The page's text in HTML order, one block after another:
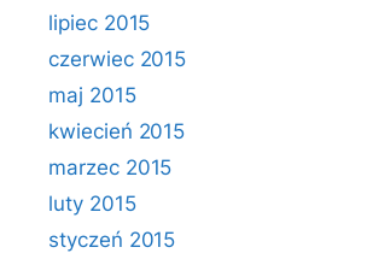
lipiec 2015
czerwiec 2015
maj 2015
kwiecień 2015
marzec 2015
luty 2015
styczeń 2015